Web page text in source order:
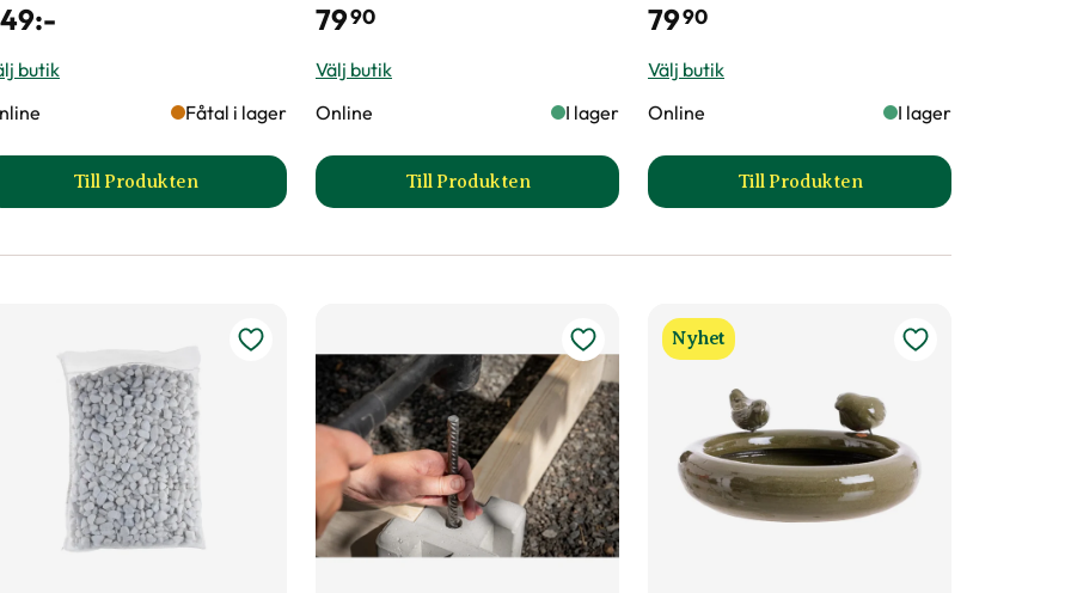
:-
butik
Fåtal i lager
Till Produkten
till Blomvagn, rullplatta rund produktsida
7990
Välj butik
Online
I lager
Till Produkten
till Dekorationskatt Maja produktsida
7990
Välj butik
Online
I lager
Till Produkten
till Dekorationskatt Missan
Nyhet